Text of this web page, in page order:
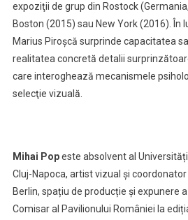
expoziţii de grup din Rostock
Boston (2015) sau New York (2016). În
Marius Piroșcă surprinde capacitatea
realitatea concretă detalii
care interoghează mecanismele
selecţie vizuală.
Mihai Popeste absolvent al
Cluj-Napoca, artist vizual și coordonator
Berlin, spațiu de producție și expunere
Comisar al Pavilionului României la